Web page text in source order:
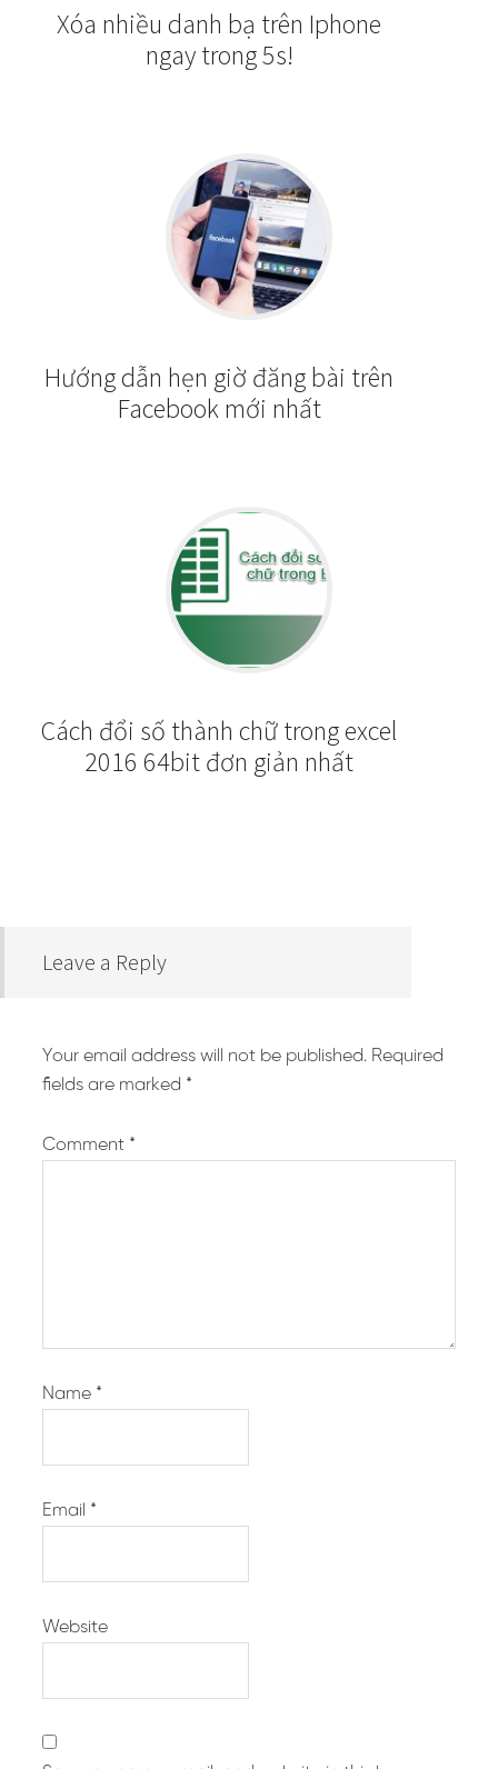
Xóa nhiều danh bạ trên Iphone
ngay trong 5s!
Hướng dẫn hẹn giờ đăng bài trên
Facebook mới nhất
Cách đổi số thành chữ trong excel
2016 64bit đơn giản nhất
Leave a Reply
Your email address will not be published. Required
fields are marked *
Comment *
Name *
Email *
Website